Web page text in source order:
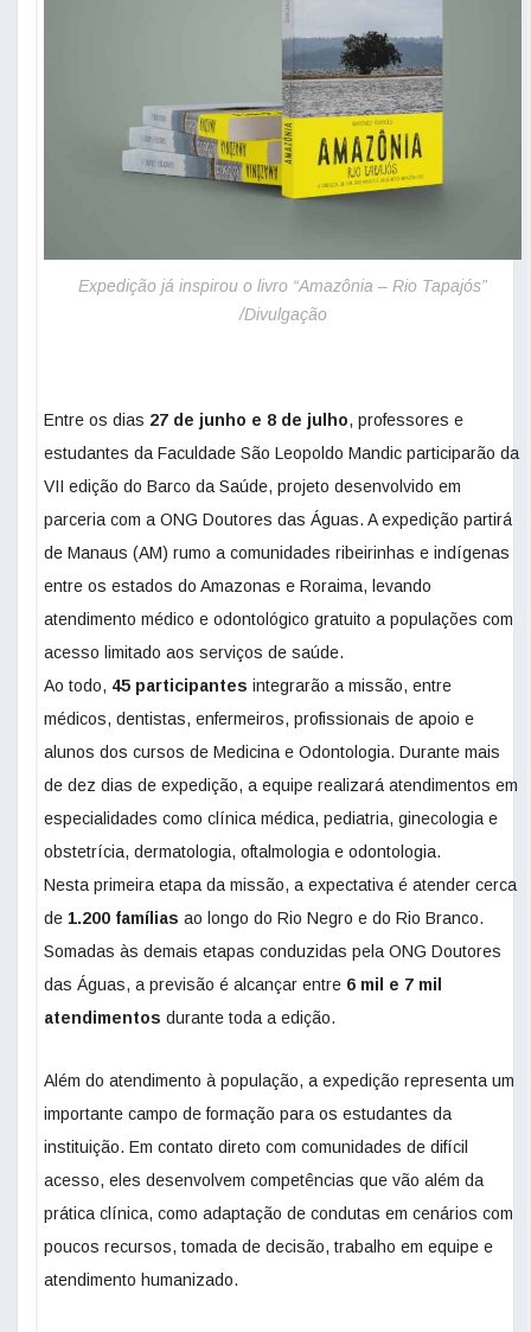
Expedição já inspirou o livro “Amazônia – Rio Tapajós”
/Divulgação
Entre os dias 27 de junho e 8 de julho, professores e
estudantes da Faculdade São Leopoldo Mandic participarão da
VII edição do Barco da Saúde, projeto desenvolvido em
parceria com a ONG Doutores das Águas. A expedição partirá
de Manaus (AM) rumo a comunidades ribeirinhas e indígenas
entre os estados do Amazonas e Roraima, levando
atendimento médico e odontológico gratuito a populações com
acesso limitado aos serviços de saúde.
Ao todo, 45 participantes integrarão a missão, entre
médicos, dentistas, enfermeiros, profissionais de apoio e
alunos dos cursos de Medicina e Odontologia. Durante mais
de dez dias de expedição, a equipe realizará atendimentos em
especialidades como clínica médica, pediatria, ginecologia e
obstetrícia, dermatologia, oftalmologia e odontologia.
Nesta primeira etapa da missão, a expectativa é atender cerca
de 1.200 famílias ao longo do Rio Negro e do Rio Branco.
Somadas às demais etapas conduzidas pela ONG Doutores
das Águas, a previsão é alcançar entre 6 mil e 7 mil
atendimentos durante toda a edição.
Além do atendimento à população, a expedição representa um
importante campo de formação para os estudantes da
instituição. Em contato direto com comunidades de difícil
acesso, eles desenvolvem competências que vão além da
prática clínica, como adaptação de condutas em cenários com
poucos recursos, tomada de decisão, trabalho em equipe e
atendimento humanizado.